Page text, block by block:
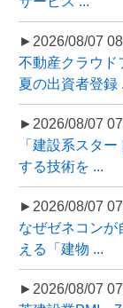
►2026/08/07
不動産クラウド
夏の出資者登録
►2026/08/07
「建設系スタ
する技術を ...
►2026/08/07
なぜゼネコン
える「建物 ...
►2026/08/07